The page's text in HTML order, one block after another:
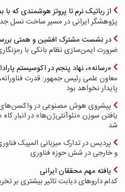
از رباتیک نرم تا پروتز هوشمندی که با
پژوهشگر ایرانی در مسیر ساخت نسل
در نشست مشترک افشین و همتی
ضرورت ایمن‌سازی نظام بانکی با
«رسانه»، نهاد پنجم در اکوسیستم
معاون علمی رئیس جمهور: قدرت
پایدار نخواهد بود
پیشروی هوش مصنوعی در
یافتن سوزن «نئوآنتی‌ژن‌ها» در انبار
شد
و خارجی در شش حوزه فناوری
یافته مهم محققان ایرانی
کدام داروهای دیابت تاثیر بیشتری بر